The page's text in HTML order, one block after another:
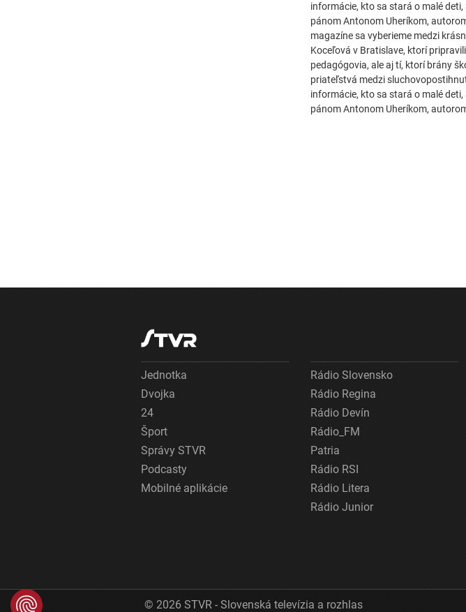
informácie, kto sa stará o malé
pánom Antonom Uheríkom,
magazíne sa vyberieme medzi
Koceľová v Bratislave, ktorí
pedagógovia, ale aj tí, ktorí brány
priateľstvá medzi
informácie, kto sa stará o malé
pánom Antonom Uheríkom,
Jednotka
Dvojka
24
Šport
Správy STVR
Podcasty
Mobilné aplikácie
Rádio Slovensko
Rádio Regina
Rádio Devín
Rádio_FM
Patria
Rádio RSI
Rádio Litera
Rádio Junior
© 2026 STVR - Slovenská televízia a rozhlas